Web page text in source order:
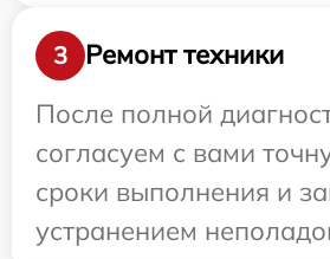
3
Ремонт техники
После полной
согласуем с вами
сроки выполнения и
устранением